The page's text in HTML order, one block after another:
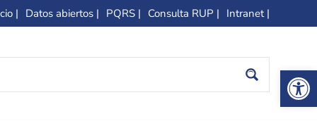
| Datos abiertos | PQRS | Consulta RUP | Intranet |